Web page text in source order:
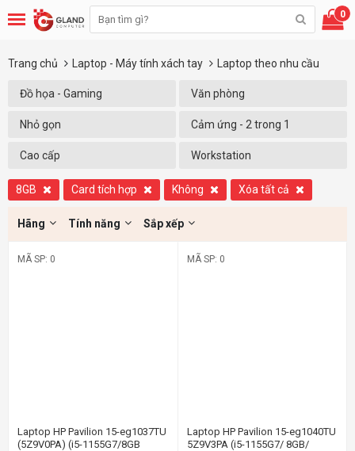
0
Trang chủ Laptop - Máy tính xách tay Laptop theo nhu cầu
Đồ họa - Gaming Văn phòng
Nhỏ gọn Cảm ứng - 2 trong 1
Cao cấp Workstation
8GB Card tích hợp Không Xóa tất cả
Hãng Tính năng Sắp xếp
MÃ SP: 0
Laptop HP Pavilion 15-eg1037TU
(5Z9V0PA) (i5-1155G7/8GB
MÃ SP: 0
Laptop HP Pavilion 15-eg1040TU
5Z9V3PA (i5-1155G7/ 8GB/